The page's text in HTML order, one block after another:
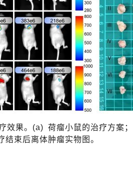
效果。 (a) 荷瘤小鼠的治疗方案；
结束后离体肿瘤实物图。